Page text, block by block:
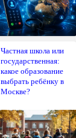
Частная школа или
государственная:
какое образование
выбрать ребёнку в
Москве?